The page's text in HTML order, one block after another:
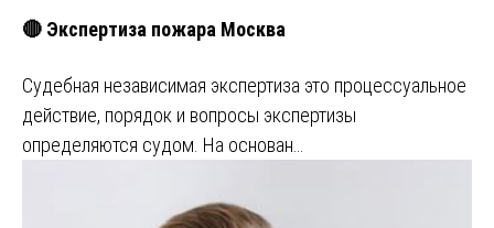
🔴 Экспертиза пожара Москва
Судебная независимая экспертиза это процессуальное
действие, порядок и вопросы экспертизы
определяются судом. На основан…